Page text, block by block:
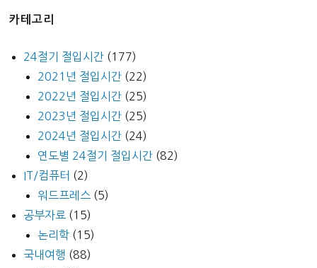
카테고리
24절기 절입시간 (177)
2021년 절입시간 (22)
2022년 절입시간 (25)
2023년 절입시간 (25)
2024년 절입시간 (24)
연도별 24절기 절입시간 (82)
IT/컴퓨터 (2)
워드프레스 (5)
공부자료 (15)
논리학 (15)
국내여행 (88)